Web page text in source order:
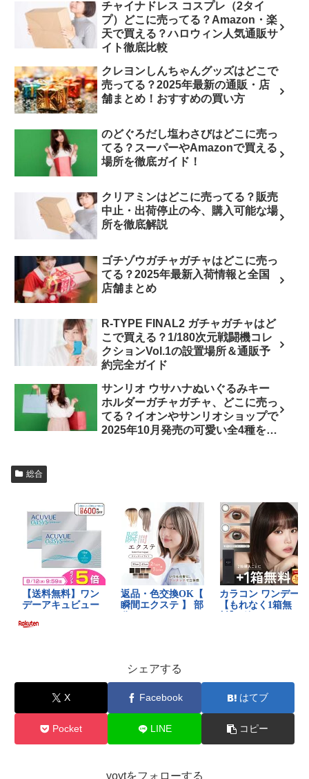
チャイナドレス コスプレ（2タイ
プ）どこに売ってる？Amazon・楽
天で買える？ハロウィン人気通販サ
イト徹底比較
クレヨンしんちゃんグッズはどこで
売ってる？2025年最新の通販・店
舗まとめ！おすすめの買い方
のどぐろだし塩わさびはどこに売っ
てる？スーパーやAmazonで買える
場所を徹底ガイド！
クリアミンはどこに売ってる？販売
中止・出荷停止の今、購入可能な場
所を徹底解説
ゴチゾウガチャガチャはどこに売っ
てる？2025年最新入荷情報と全国
店舗まとめ
R-TYPE FINAL2 ガチャガチャはど
こで買える？1/180次元戦闘機コレ
クションVol.1の設置場所＆通販予
約完全ガイド
サンリオ ウサハナぬいぐるみキー
ホルダーガチャガチャ、どこに売っ
てる？イオンやサンリオショップで
2025年10月発売の可愛い全4種をチ
総合
シェアする
X Facebook はてブ
Pocket LINE コピー
yoytをフォローする